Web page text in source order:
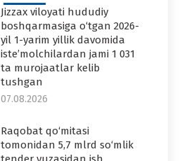
Jizzax viloyati hududiy
boshqarmasiga o‘tgan 2026-
yil 1-yarim yillik davomida
iste’molchilardan jami 1 031
ta murojaatlar kelib
tushgan
07.08.2026
Raqobat qo‘mitasi
tomonidan 5,7 mlrd so‘mlik